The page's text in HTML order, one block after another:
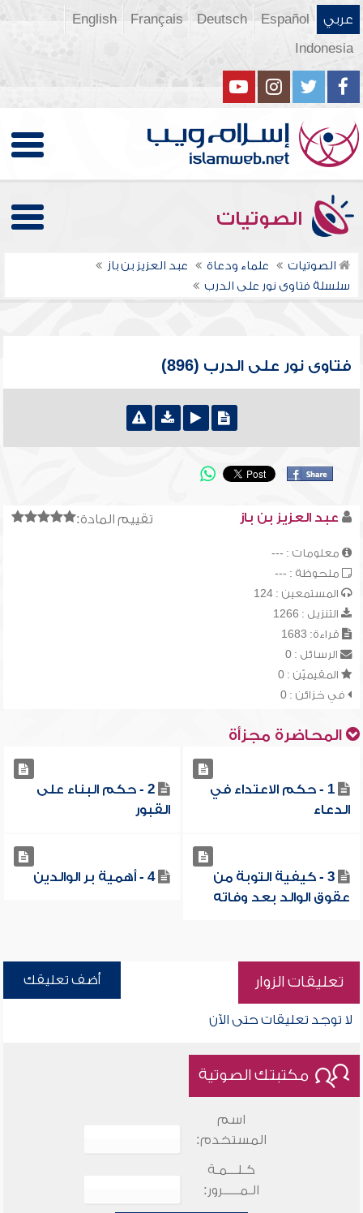
عربي Español
Deutsch
Français
English
Indonesia
الصوتيات
الصوتيات علماء ودعاة
عبد العزيز بن باز
سلسلة فتاوى نور على الدرب
فتاوى نور على الدرب (896)
تقييم المادة: عبد العزيز بن باز
معلومات : ---
ملحوظة : ---
المستمعين : 124
التنزيل : 1266
قراءة: 1683
الرسائل : 0
المقيميّن : 0
في خزائن : 0
المحاضرة مجزأة
1 - حكم الاعتداء في
الدعاء
2 - حكم البناء على
القبور
3 - كيفية التوبة من
عقوق الوالد بعد وفاته
4 - أهمية بر الوالدين
تعليقات الزوار أضف تعليقك
لا توجد تعليقات حتى الآن
مكتبتك الصوتية
اسم
المستخدم:
كـلـــمـة
الـمـــــرور: